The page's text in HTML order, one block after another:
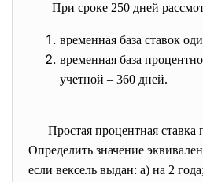
При сроке 250 дней
временная база ставок
временная база
учетной – 360 дней.
Простая процентная ставка
Определить значение
если вексель выдан: а) на 2